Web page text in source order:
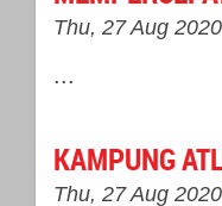
Thu, 27 Aug 2020
...
KAMPUNG
Thu, 27 Aug 2020